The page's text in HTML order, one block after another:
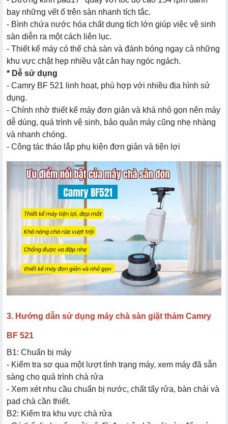
bay những vết ố trên sàn nhanh tích tắc.
- Bình chứa nước hóa chất dung tích lớn giúp việc vệ sinh
sàn diễn ra một cách liên lục.
- Thiết kế máy có thể chà sàn và đánh bóng ngay cả những
khu vực chật hẹp nhiều vật cản hay ngóc ngách.
* Dễ sử dụng
- Camry BF 521 linh hoạt, phù hợp với nhiều địa hình sử
dụng.
- Chính nhờ thiết kế máy đơn giản và khá nhỏ gọn nên máy
dễ dùng, quá trình vệ sinh, bảo quản máy cũng nhẹ nhàng
và nhanh chóng.
- Công tác tháo lắp phụ kiện đơn giản và tiện lợi
3. Hướng dẫn sử dụng máy chà sàn giặt thảm Camry
BF 521
B1: Chuẩn bị máy
- Kiểm tra sơ qua một lượt tình trạng máy, xem máy đã sẵn
sàng cho quá trình chà rửa
- Xem xét nhu cầu chuẩn bị nước, chất tẩy rửa, bàn chải và
pad chà cần thiết.
B2: Kiểm tra khu vực chà rửa